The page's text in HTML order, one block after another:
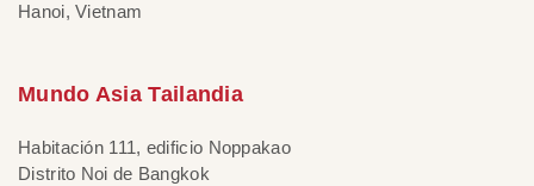
Hanoi, Vietnam
Mundo Asia Tailandia
Habitación 111, edificio Noppakao
Distrito Noi de Bangkok